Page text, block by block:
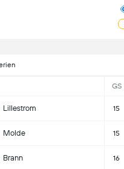
GS
Lillestrom 15
Molde 15
Brann 16